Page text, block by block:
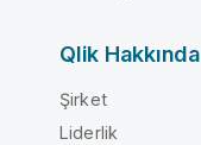
Qlik Hakkında
Şirket
Liderlik